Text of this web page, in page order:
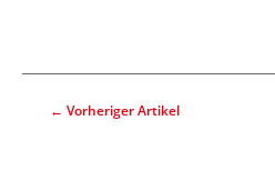
← Vorheriger Artikel